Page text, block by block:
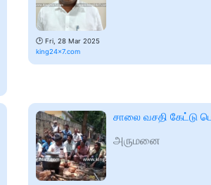
🕑 Fri, 28 Mar 2025
king24x7.com
சாலை வசதி கேட்டு
அருமனை